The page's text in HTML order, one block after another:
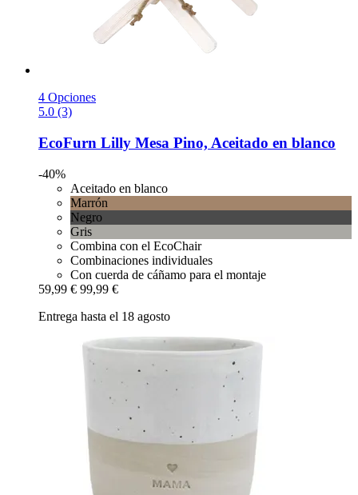
4 Opciones
5.0 (3)
EcoFurn Lilly Mesa Pino, Aceitado en blanco
-40%
Aceitado en blanco
Marrón
Negro
Gris
Combina con el EcoChair
Combinaciones individuales
Con cuerda de cáñamo para el montaje
59,99 € 99,99 €
Entrega hasta el 18 agosto